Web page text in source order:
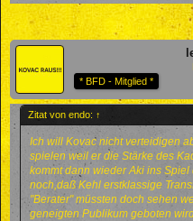
* BFD - Mitglied *
Zitat von endo: ↑
Ich will Kovac nicht verteidigen
spielen weil er die Stärke des
kommt dann wieder Aki ins
noch,daß Kehl erstklassige
"Berater" müssten doch sehen
geneigten Publikum geboten